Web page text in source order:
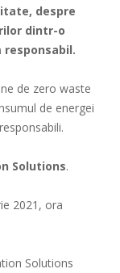
despre
dintr-o
responsabil.
de zero waste
de energei
Solutions.
2021, ora
Solutions